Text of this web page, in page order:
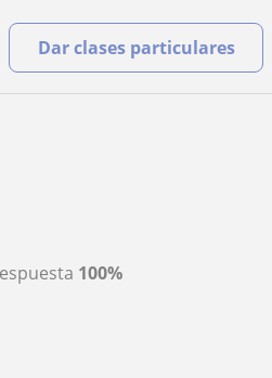
Dar clases particulares
100%